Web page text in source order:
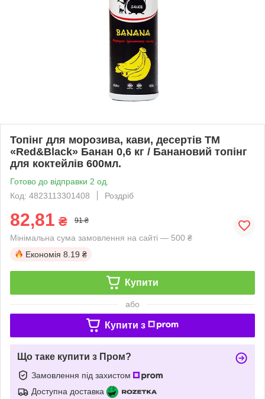
Топінг для морозива, кави, десертів ТМ
«Red&Black» Банан 0,6 кг / Банановий топінг
для коктейлів 600мл.
Готово до відправки 2 од.
Код: 4823113301408
Роздріб
82,81 ₴ 91 ₴
Мінімальна сума замовлення на сайті — 500 ₴
Економія 8.19 ₴
Купити
або
Купити з
Що таке купити з Пром?
Замовлення під захистом
Доступна доставка